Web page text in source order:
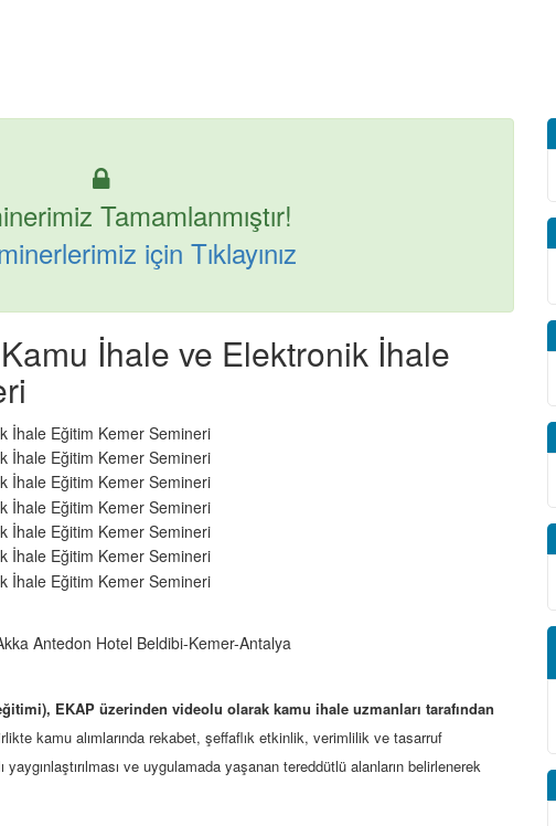
Tamamlanmıştır!
için Tıklayınız
İhale ve Elektronik İhale
Antedon Hotel Beldibi-Kemer-Antalya
EKAP üzerinden videolu olarak kamu ihale uzmanları tarafından
kamu alımlarında rekabet, şeffaflık etkinlik, verimlilik ve tasarruf
yaygınlaştırılması ve uygulamada yaşanan tereddütlü alanların belirlenerek